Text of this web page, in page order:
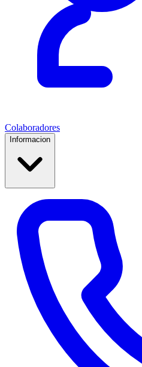
Colaboradores
Informacion